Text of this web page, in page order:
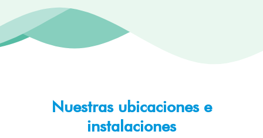
Nuestras ubicaciones e
instalaciones